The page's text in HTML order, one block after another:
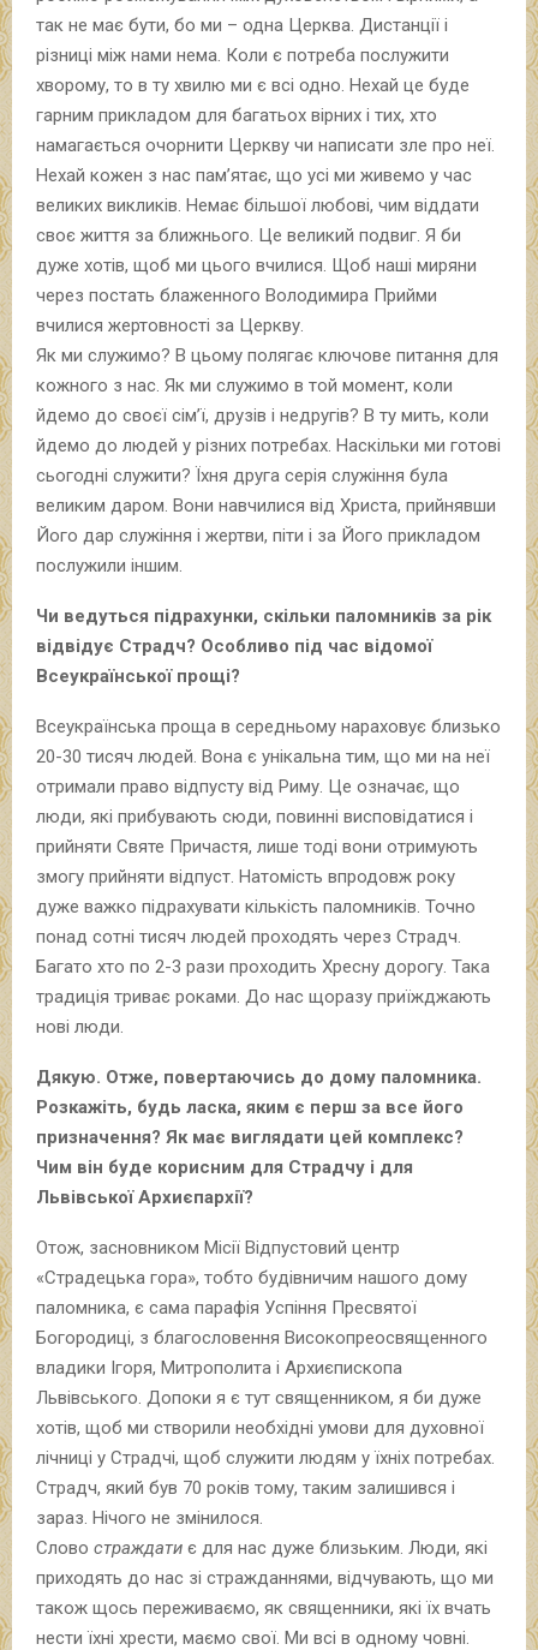
так не має бути, бо ми – одна Церква. Дистанції і
різниці між нами нема. Коли є потреба послужити
хворому, то в ту хвилю ми є всі одно. Нехай це буде
гарним прикладом для багатьох вірних і тих, хто
намагається очорнити Церкву чи написати зле про неї.
Нехай кожен з нас пам’ятає, що усі ми живемо у час
великих викликів. Немає більшої любові, чим віддати
своє життя за ближнього. Це великий подвиг. Я би
дуже хотів, щоб ми цього вчилися. Щоб наші миряни
через постать блаженного Володимира Прийми
вчилися жертовності за Церкву.
Як ми служимо? В цьому полягає ключове питання для
кожного з нас. Як ми служимо в той момент, коли
йдемо до своєї сім’ї, друзів і недругів? В ту мить, коли
йдемо до людей у різних потребах. Наскільки ми готові
сьогодні служити? Їхня друга серія служіння була
великим даром. Вони навчилися від Христа, прийнявши
Його дар служіння і жертви, піти і за Його прикладом
послужили іншим.
Чи ведуться підрахунки, скільки паломників за рік
відвідує Страдч? Особливо під час відомої
Всеукраїнської прощі?
Всеукраїнська проща в середньому нараховує близько
20-30 тисяч людей. Вона є унікальна тим, що ми на неї
отримали право відпусту від Риму. Це означає, що
люди, які прибувають сюди, повинні висповідатися і
прийняти Святе Причастя, лише тоді вони отримують
змогу прийняти відпуст. Натомість впродовж року
дуже важко підрахувати кількість паломників. Точно
понад сотні тисяч людей проходять через Страдч.
Багато хто по 2-3 рази проходить Хресну дорогу. Така
традиція триває роками. До нас щоразу приїжджають
нові люди.
Дякую. Отже, повертаючись до дому паломника.
Розкажіть, будь ласка, яким є перш за все його
призначення? Як має виглядати цей комплекс?
Чим він буде корисним для Страдчу і для
Львівської Архиєпархії?
Отож, засновником Місії Відпустовий центр
«Страдецька гора», тобто будівничим нашого дому
паломника, є сама парафія Успіння Пресвятої
Богородиці, з благословення Високопреосвященного
владики Ігоря, Митрополита і Архиєпископа
Львівського. Допоки я є тут священником, я би дуже
хотів, щоб ми створили необхідні умови для духовної
лічниці у Страдчі, щоб служити людям у їхніх потребах.
Страдч, який був 70 років тому, таким залишився і
зараз. Нічого не змінилося.
Слово страждати є для нас дуже близьким. Люди, які
приходять до нас зі стражданнями, відчувають, що ми
також щось переживаємо, як священники, які їх вчать
нести їхні хрести, маємо свої. Ми всі в одному човні.